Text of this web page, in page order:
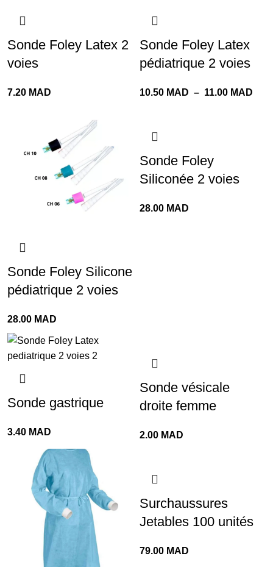
Sonde Foley Latex 2
voies
7.20 MAD
Sonde Foley Latex
pédiatrique 2 voies
10.50 MAD – 11.00 MAD
Sonde Foley Silicone
pédiatrique 2 voies
28.00 MAD
Sonde Foley
Siliconée 2 voies
28.00 MAD
Sonde gastrique
3.40 MAD
Sonde vésicale
droite femme
2.00 MAD
Surchaussures
Jetables 100 unités
79.00 MAD